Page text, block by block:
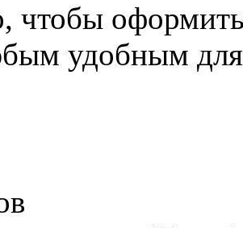
чтобы оформить
удобным